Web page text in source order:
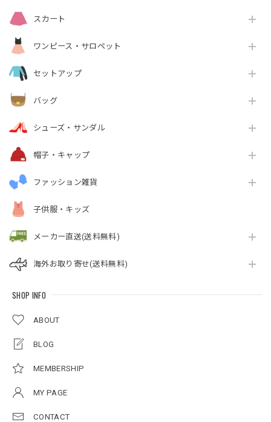
スカート
ワンピース・サロペット
セットアップ
バッグ
シューズ・サンダル
帽子・キャップ
ファッション雑貨
子供服・キッズ
メーカー直送(送料無料)
海外お取り寄せ(送料無料)
SHOP INFO
ABOUT
BLOG
MEMBERSHIP
MY PAGE
CONTACT